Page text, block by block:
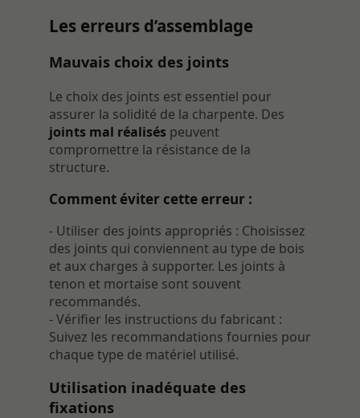
Les erreurs d’assemblage
Mauvais choix des joints
Le choix des joints est essentiel pour
assurer la solidité de la charpente. Des
joints mal réaliséspeuvent
compromettre la résistance de la
structure.
Comment éviter cette erreur :
- Utiliser des joints appropriés : Choisissez
des joints qui conviennent au type de bois
et aux charges à supporter. Les joints à
tenon et mortaise sont souvent
recommandés.
- Vérifier les instructions du fabricant :
Suivez les recommandations fournies pour
chaque type de matériel utilisé.
Utilisation inadéquate des
fixations